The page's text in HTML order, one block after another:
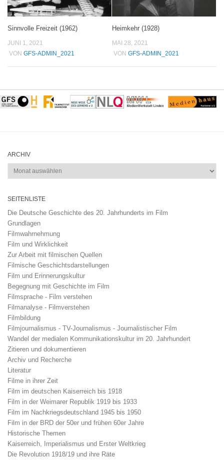
Sinnvolle Freizeit (1962)
JUNI 1, 2021
VON GFS-ADMIN_2021
Heimkehr (1928)
MAI 28, 2021
VON GFS-ADMIN_2021
ARCHIV
Archiv
SEITENLISTE
Die Deutsche Geschichte des 20. Jahrhunderts im Film
Grundlagen
Filmwahrnehmung
Film und Wirklichkeit
Zur Arbeit mit filmischen Quellen
Filmische Geschichtsdarstellungen
Film und Erinnerungskultur
Begegnung mit Geschichte im Film
Filmsprache - Film verstehen
Filmanalyse - Filmverstehen
Filmbildung
Filmjournalismus - TV-Journalismus - Journalistischer Film
Wandel der medialen Kommunikationskultur im 20. Jahrhundert
Zitieren und dokumentieren
Archiv und Recherche
Literatur
Filme in ihrer Zeit
Film im deutschen Kaiserreich bis 1918
Film in der Weimarer Republik 1919 bis 1933
Film im Nachkriegsdeutschland 1945 bis 1950
Film in der BRD der 50er und frühen 60er Jahre
Historische Themen
Kaiserreich, Imperialismus und Erster Weltkrieg
Die Revolution 1918/19 und ihre Räte